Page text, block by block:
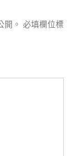
開。 必填欄位標